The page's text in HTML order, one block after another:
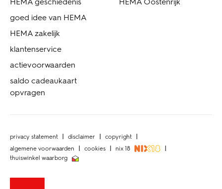
goed idee van HEMA
HEMA zakelijk
klantenservice
actievoorwaarden
saldo cadeaukaart
opvragen
privacy statement disclaimer
copyright
algemene voorwaarden
cookies
nix 18
thuiswinkel waarborg